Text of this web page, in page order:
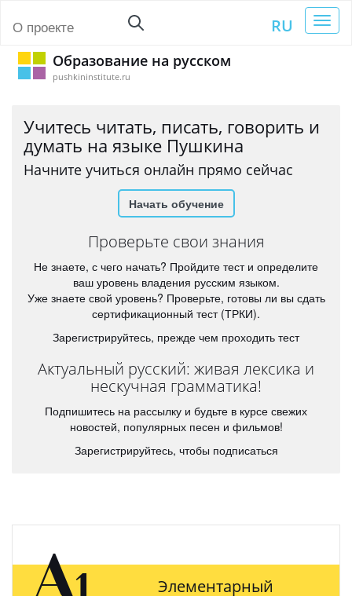
О проекте RU
Образование на русском
pushkininstitute.ru
Учитесь читать, писать, говорить и
думать на языке Пушкина
Начните учиться онлайн прямо сейчас
Начать обучение
Проверьте свои знания
Не знаете, с чего начать? Пройдите тест и определите
ваш уровень владения русским языком.
Уже знаете свой уровень? Проверьте, готовы ли вы сдать
сертификационный тест (ТРКИ).
Зарегистрируйтесь, прежде чем проходить тест
Актуальный русский: живая лексика и
нескучная грамматика!
Подпишитесь на рассылку и будьте в курсе свежих
новостей, популярных песен и фильмов!
Зарегистрируйтесь, чтобы подписаться
A Элементарный